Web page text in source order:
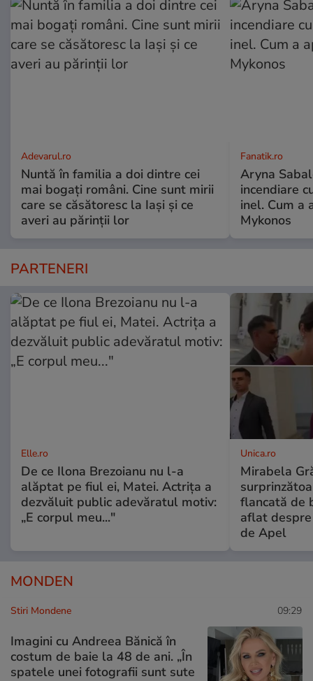
Adevarul.ro
Nuntă în familia a doi dintre cei
mai bogați români. Cine sunt mirii
care se căsătoresc la Iași și ce
averi au părinții lor
Fanatik.ro
Aryna
incendiare
inel. Cum a
Mykonos
PARTENERI
Elle.ro
De ce Ilona Brezoianu nu l-a
alăptat pe fiul ei, Matei. Actrița a
dezvăluit public adevăratul motiv:
„E corpul meu..."
Unica.ro
Mirabela
flancată de
aflat
de Apel
MONDEN
Stiri Mondene 09:29
Imagini cu Andreea Bănică în
costum de baie la 48 de ani. „În
spatele unei fotografii sunt sute